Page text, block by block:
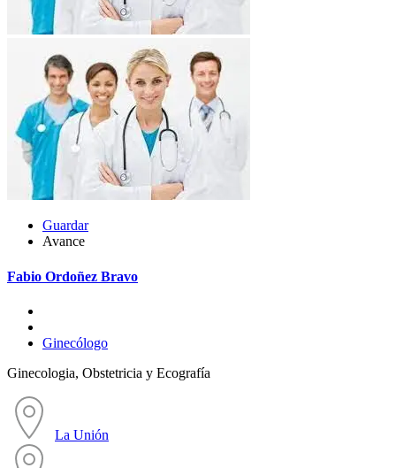
Guardar
Avance
Fabio Ordoñez Bravo
Ginecólogo
Ginecologia, Obstetricia y Ecografía
La Unión